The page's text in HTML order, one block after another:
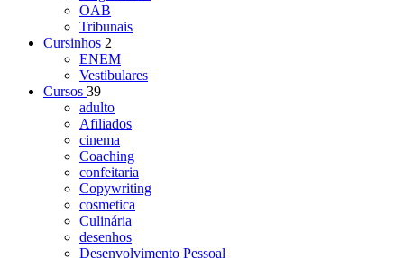
OAB
Tribunais
Cursinhos 2
ENEM
Vestibulares
Cursos 39
adulto
Afiliados
cinema
Coaching
confeitaria
Copywriting
cosmetica
Culinária
desenhos
Desenvolvimento Pessoal